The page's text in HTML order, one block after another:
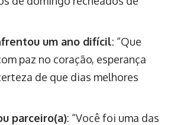
um ano difícil: “Que
paz no coração, esperança
de que dias melhores
parceiro(a): “Você foi uma das